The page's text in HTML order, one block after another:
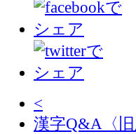
<
漢字Q&A〈